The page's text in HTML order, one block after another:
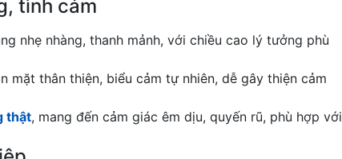
tình cảm
nhẹ nhàng, thanh mảnh, với chiều cao lý tưởng phù
mặt thân thiện, biểu cảm tự nhiên, dễ gây thiện cảm
thật, mang đến cảm giác êm dịu, quyến rũ, phù hợp với